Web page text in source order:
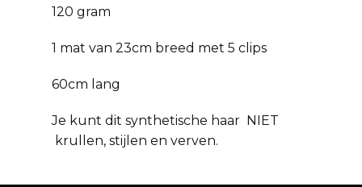
120 gram
1 mat van 23cm breed met 5 clips
60cm lang
Je kunt dit synthetische haar NIET
krullen, stijlen en verven.